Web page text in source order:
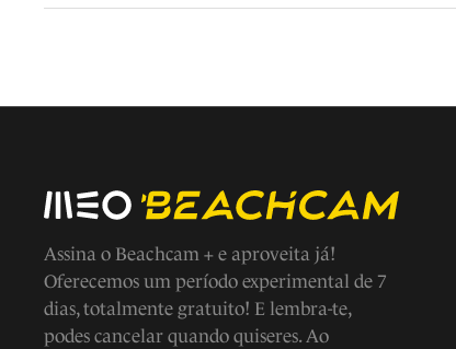
Assina o Beachcam + e aproveita já!
Oferecemos um período experimental de 7
dias, totalmente gratuito! E lembra-te,
podes cancelar quando quiseres. Ao